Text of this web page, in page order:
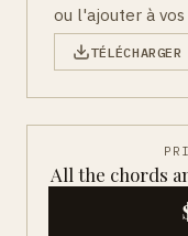
ou l'ajouter à
All the chords